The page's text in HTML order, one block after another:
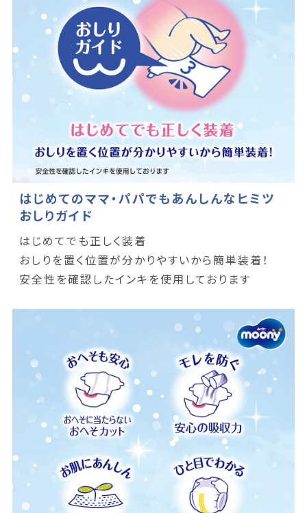
はじめてのママ・パパでもあんしんなヒミツ
おしりガイド
はじめてでも正しく装着
おしりを置く位置が分かりやすいから簡単装着！
安全性を確認したインキを使用しております